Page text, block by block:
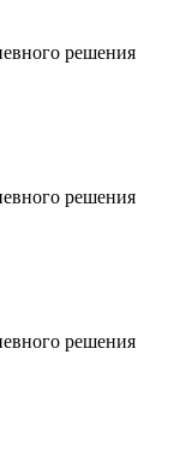
решения
решения
решения